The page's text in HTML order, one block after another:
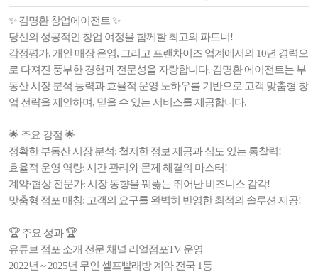
✨ 김명환 창업에이전트 ✨
당신의 성공적인 창업 여정을 함께할 최고의 파트너!
감정평가, 개인 매장 운영, 그리고 프랜차이즈 업계에서의 10년 경력으
로 다져진 풍부한 경험과 전문성을 자랑합니다. 김명환 에이전트는 부
동산 시장 분석 능력과 효율적 운영 노하우를 기반으로 고객 맞춤형 창
업 전략을 제안하며, 믿을 수 있는 서비스를 제공합니다.
🌟 주요 강점 🌟
정확한 부동산 시장 분석: 철저한 정보 제공과 심도 있는 통찰력!
효율적 운영 역량: 시간 관리와 문제 해결의 마스터!
계약·협상 전문가: 시장 동향을 꿰뚫는 뛰어난 비즈니스 감각!
맞춤형 점포 매칭: 고객의 요구를 완벽히 반영한 최적의 솔루션 제공!
🏆 주요 성과 🏆
유튜브 점포 소개 전문 채널 리얼점포TV 운영
2022년 ~ 2025년 무인 셀프빨래방 계약 전국 1등